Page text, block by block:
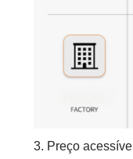
3. Preço acessível